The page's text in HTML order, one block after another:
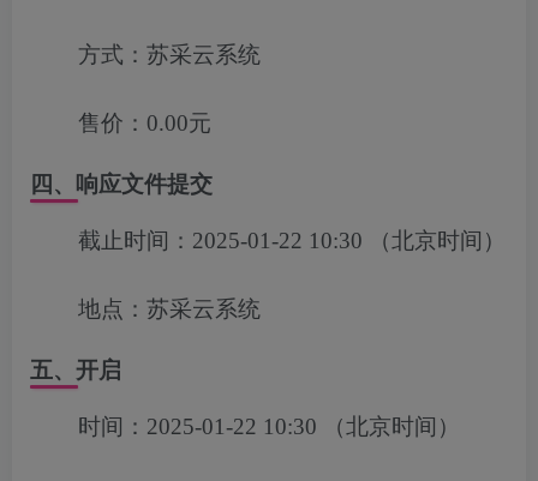
方式： 苏采云系统
售价： 0.00元
四、响应文件提交
截止时间： 2025-01-22 10:30 （北京时间）
地点： 苏采云系统
五、开启
时间： 2025-01-22 10:30 （北京时间）